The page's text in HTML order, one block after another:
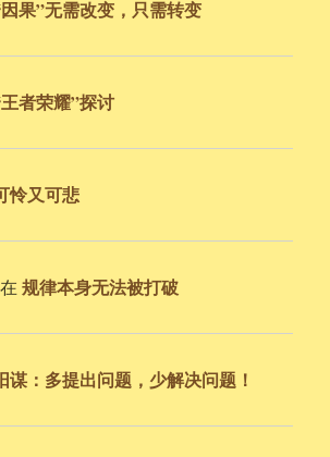
果”无需改变，只需转变
者荣耀”探讨
怜又可悲
规律本身无法被打破
谋：多提出问题，少解决问题！